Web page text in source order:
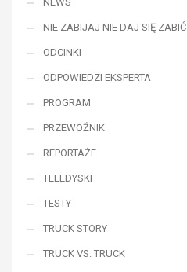
NIE ZABIJAJ NIE DAJ SIĘ ZABIĆ
ODCINKI
ODPOWIEDZI EKSPERTA
PROGRAM
PRZEWOŹNIK
REPORTAŻE
TELEDYSKI
TESTY
TRUCK STORY
TRUCK VS. TRUCK